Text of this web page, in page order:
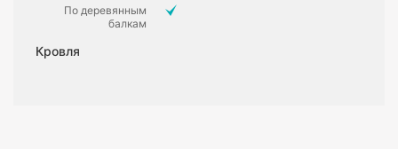
По деревянным
балкам
Кровля